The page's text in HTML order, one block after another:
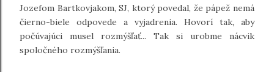
Jozefom Bartkovjakom, SJ, ktorý povedal, že pápež nemá
čierno-biele odpovede a vyjadrenia. Hovorí tak, aby
počúvajúci musel rozmýšľať... Tak si urobme nácvik
spoločného rozmýšľania.